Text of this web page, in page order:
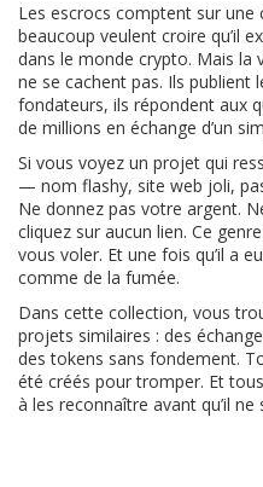
Les escrocs comptent sur une
beaucoup veulent croire qu’il
dans le monde crypto. Mais la
ne se cachent pas. Ils publient
fondateurs, ils répondent aux
de millions en échange d’un
Si vous voyez un projet qui
— nom flashy, site web joli,
Ne donnez pas votre argent.
cliquez sur aucun lien. Ce
vous voler. Et une fois qu’il a
comme de la fumée.
Dans cette collection, vous
projets similaires : des
des tokens sans fondement.
été créés pour tromper. Et
à les reconnaître avant qu’il